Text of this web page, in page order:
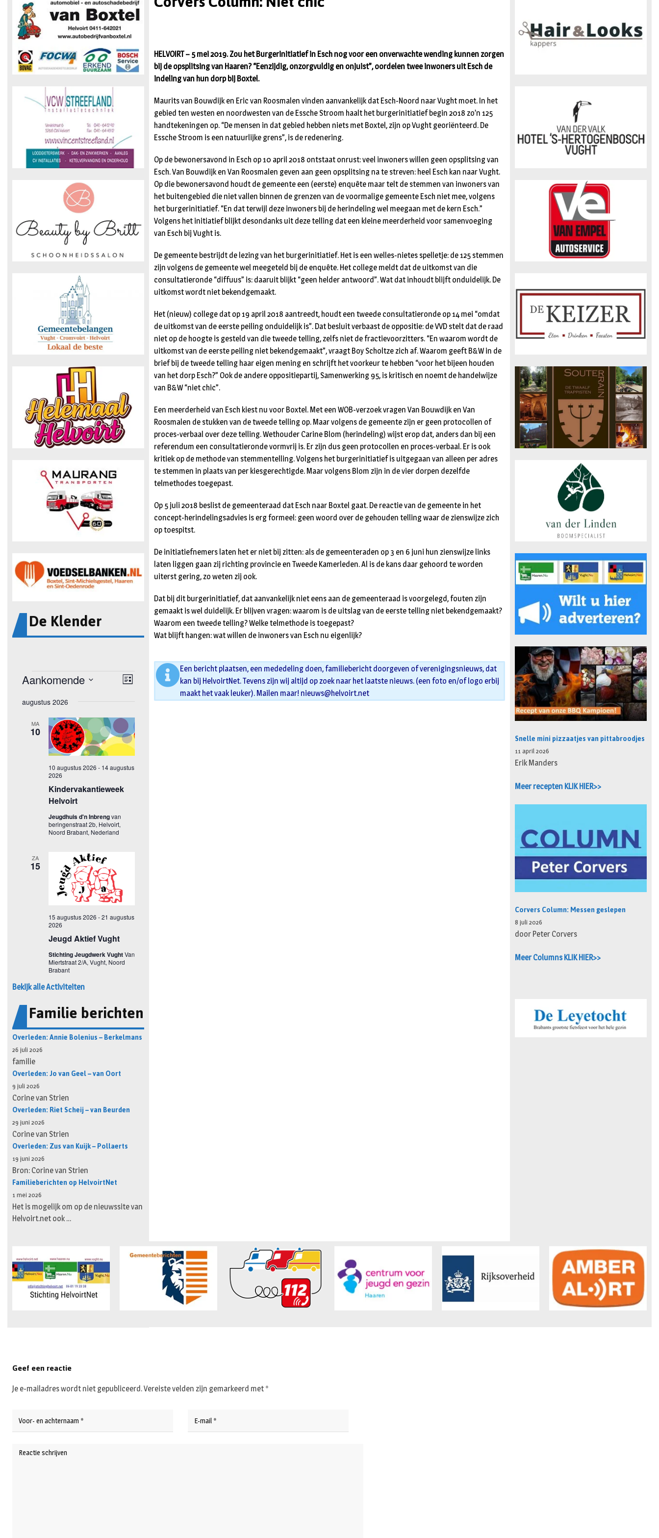
De Klender
Bekijk alle Activiteiten
Familie berichten
Overleden: Annie Bolenius – Berkelmans
26 juli 2026
familie
Overleden: Jo van Geel – van Oort
9 juli 2026
Corine van Strien
Overleden: Riet Scheij – van Beurden
29 juni 2026
Corine van Strien
Overleden: Zus van Kuijk – Pollaerts
19 juni 2026
Bron: Corine van Strien
Familieberichten op HelvoirtNet
1 mei 2026
Het is mogelijk om op de nieuwssite van
Helvoirt.net ook …
HELVOIRT – 5 mei 2019. Zou het Burgerinitiatief in Esch nog voor een onverwachte wending kunnen zorgen
bij de opsplitsing van Haaren? “Eenzijdig, onzorgvuldig en onjuist”, oordelen twee inwoners uit Esch de
indeling van hun dorp bij Boxtel.
Maurits van Bouwdijk en Eric van Roosmalen vinden aanvankelijk dat Esch-Noord naar Vught moet. In het
gebied ten westen en noordwesten van de Essche Stroom haalt het burgerinitiatief begin 2018 zo’n 125
handtekeningen op. “De mensen in dat gebied hebben niets met Boxtel, zijn op Vught georiënteerd. De
Essche Stroom is een natuurlijke grens”, is de redenering.
Op de bewonersavond in Esch op 10 april 2018 ontstaat onrust: veel inwoners willen geen opsplitsing van
Esch. Van Bouwdijk en Van Roosmalen geven aan geen opsplitsing na te streven: heel Esch kan naar Vught.
Op die bewonersavond houdt de gemeente een (eerste) enquête maar telt de stemmen van inwoners van
het buitengebied die niet vallen binnen de grenzen van de voormalige gemeente Esch niet mee, volgens
het burgerinitiatief. “En dat terwijl deze inwoners bij de herindeling wel meegaan met de kern Esch.”
Volgens het initiatief blijkt desondanks uit deze telling dat een kleine meerderheid voor samenvoeging
van Esch bij Vught is.
De gemeente bestrijdt de lezing van het burgerinitiatief. Het is een welles-nietes spelletje: de 125 stemmen
zijn volgens de gemeente wel meegeteld bij de enquête. Het college meldt dat de uitkomst van die
consultatieronde “diffuus” is: daaruit blijkt “geen helder antwoord”. Wat dat inhoudt blijft onduidelijk. De
uitkomst wordt niet bekendgemaakt.
Het (nieuw) college dat op 19 april 2018 aantreedt, houdt een tweede consultatieronde op 14 mei “omdat
de uitkomst van de eerste peiling onduidelijk is”. Dat besluit verbaast de oppositie: de VVD stelt dat de raad
niet op de hoogte is gesteld van die tweede telling, zelfs niet de fractievoorzitters. “En waarom wordt de
uitkomst van de eerste peiling niet bekendgemaakt”, vraagt Boy Scholtze zich af. Waarom geeft B&W in de
brief bij de tweede telling haar eigen mening en schrijft het voorkeur te hebben “voor het bijeen houden
van het dorp Esch?” Ook de andere oppositiepartij, Samenwerking 95, is kritisch en noemt de handelwijze
van B&W “niet chic”.
Een meerderheid van Esch kiest nu voor Boxtel. Met een WOB-verzoek vragen Van Bouwdijk en Van
Roosmalen de stukken van de tweede telling op. Maar volgens de gemeente zijn er geen protocollen of
proces-verbaal over deze telling. Wethouder Carine Blom (herindeling) wijst erop dat, anders dan bij een
referendum een consultatieronde vormvrij is. Er zijn dus geen protocollen en proces-verbaal. Er is ook
kritiek op de methode van stemmentelling. Volgens het burgerinitiatief is uitgegaan van alleen per adres
te stemmen in plaats van per kiesgerechtigde. Maar volgens Blom zijn in de vier dorpen dezelfde
telmethodes toegepast.
Op 5 juli 2018 beslist de gemeenteraad dat Esch naar Boxtel gaat. De reactie van de gemeente in het
concept-herindelingsadvies is erg formeel: geen woord over de gehouden telling waar de zienswijze zich
op toespitst.
De initiatiefnemers laten het er niet bij zitten: als de gemeenteraden op 3 en 6 juni hun zienswijze links
laten liggen gaan zij richting provincie en Tweede Kamerleden. Al is de kans daar gehoord te worden
uiterst gering, zo weten zij ook.
Dat bij dit burgerinitiatief, dat aanvankelijk niet eens aan de gemeenteraad is voorgelegd, fouten zijn
gemaakt is wel duidelijk. Er blijven vragen: waarom is de uitslag van de eerste telling niet bekendgemaakt?
Waarom een tweede telling? Welke telmethode is toegepast?
Wat blijft hangen: wat willen de inwoners van Esch nu eigenlijk?
Een bericht plaatsen, een mededeling doen, familiebericht doorgeven of verenigingsnieuws, dat
kan bij HelvoirtNet. Tevens zijn wij altijd op zoek naar het laatste nieuws. (een foto en/of logo erbij
maakt het vaak leuker). Mailen maar! nieuws@helvoirt.net
Snelle mini pizzaatjes van pittabroodjes
11 april 2026
Erik Manders
Meer recepten KLIK HIER>>
Corvers Column: Messen geslepen
8 juli 2026
door Peter Corvers
Meer Columns KLIK HIER>>
Geef een reactie
Je e-mailadres wordt niet gepubliceerd.Vereiste velden zijn gemarkeerd met *